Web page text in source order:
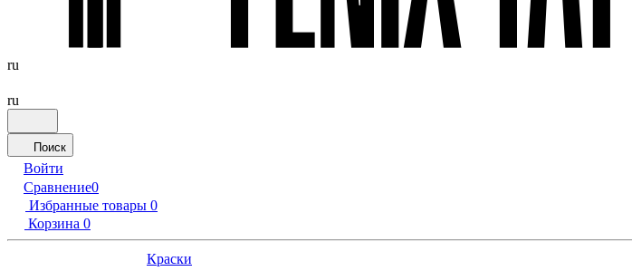
ru
ru
Поиск
Войти
Сравнение0
Избранные товары 0
Корзина 0
Краски